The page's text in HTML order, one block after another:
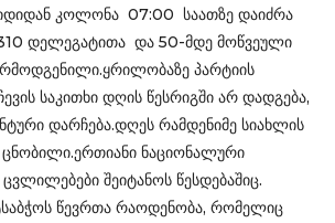
კოლონა 07:00 საათზე დაიძრა
დელეგატითა და 50-მდე მოწვეული
პარტიის
საკითხი დღის წესრიგში არ დადგება,
დარჩება.დღეს რამდენიმე სიახლის
ცნობილი.ერთიანი ნაციონალური
შეიტანოს წესდებაშიც.
წევრთა რაოდენობა, რომელიც